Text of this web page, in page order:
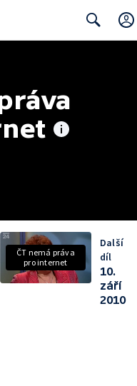
ČT nemá práva
pro internet
Další
díl
10.
září
2010